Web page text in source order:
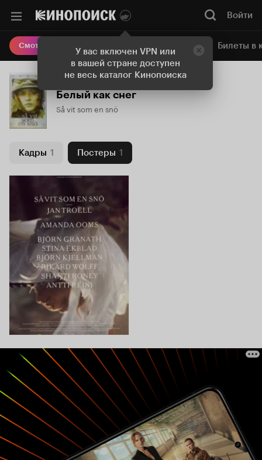
У вас включен VPN или
в вашей стране доступен
не весь каталог Кинопоиска
Войти
Смотреть кино Онлайн-кинотеатр Билеты в
Белый как снег
Så vit som en snö
Кадры 1 Постеры 1